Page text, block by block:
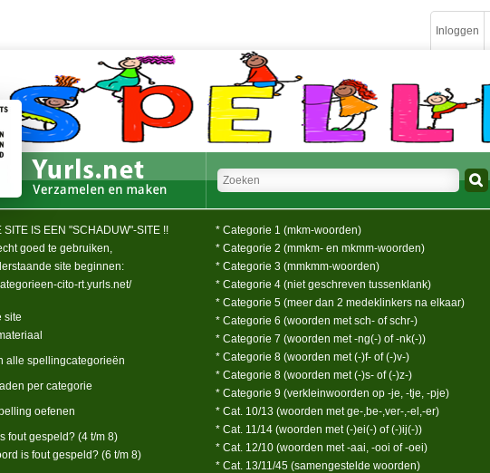
Inloggen
SITE IS EEN "SCHADUW"-SITE !!
goed te gebruiken,
site beginnen:
cito-rt.yurls.net/
site
alle spellingcategorieën
per categorie
oefenen
fout gespeld? (4 t/m 8)
is fout gespeld? (6 t/m 8)
* Categorie 1 (mkm-woorden)
* Categorie 2 (mmkm- en mkmm-woorden)
* Categorie 3 (mmkmm-woorden)
* Categorie 4 (niet geschreven tussenklank)
* Categorie 5 (meer dan 2 medeklinkers na elkaar)
* Categorie 6 (woorden met sch- of schr-)
* Categorie 7 (woorden met -ng(-) of -nk(-))
* Categorie 8 (woorden met (-)f- of (-)v-)
* Categorie 8 (woorden met (-)s- of (-)z-)
* Categorie 9 (verkleinwoorden op -je, -tje, -pje)
* Cat. 10/13 (woorden met ge-,be-,ver-,-el,-er)
* Cat. 11/14 (woorden met (-)ei(-) of (-)ij(-))
* Cat. 12/10 (woorden met -aai, -ooi of -oei)
* Cat. 13/11/45 (samengestelde woorden)